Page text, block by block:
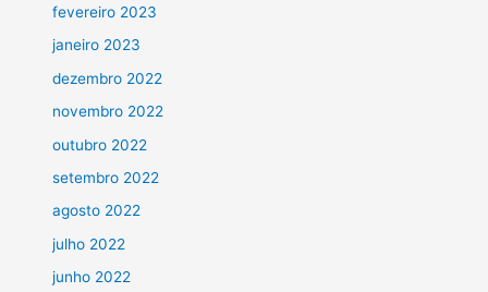
fevereiro 2023
janeiro 2023
dezembro 2022
novembro 2022
outubro 2022
setembro 2022
agosto 2022
julho 2022
junho 2022